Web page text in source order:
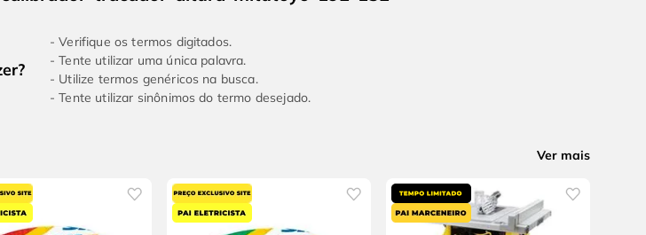
Verifique os termos digitados.
Tente utilizar uma única palavra.
Utilize termos genéricos na busca.
Tente utilizar sinônimos do termo desejado.
Ver mais